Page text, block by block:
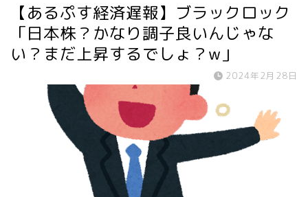
【あるぷす経済遅報】ブラックロック
「日本株？かなり調子良いんじゃな
い？まだ上昇するでしょ？w」
2024年2月28日